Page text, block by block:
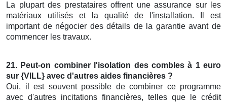
La plupart des prestataires offrent une assurance sur les
matériaux utilisés et la qualité de l'installation. Il est
important de négocier des détails de la garantie avant de
commencer les travaux.
21. Peut-on combiner l'isolation des combles à 1 euro
sur {VILL} avec d'autres aides financières ?
Oui, il est souvent possible de combiner ce programme
avec d'autres incitations financières, telles que le crédit